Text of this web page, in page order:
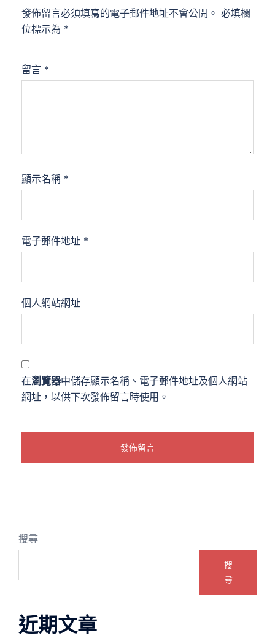
發佈留言必須填寫的電子郵件地址不會公開。 必填欄
位標示為 *
留言 *
顯示名稱 *
電子郵件地址 *
個人網站網址
在瀏覽器中儲存顯示名稱、電子郵件地址及個人網站
網址，以供下次發佈留言時使用。
搜尋
搜
尋
近期文章